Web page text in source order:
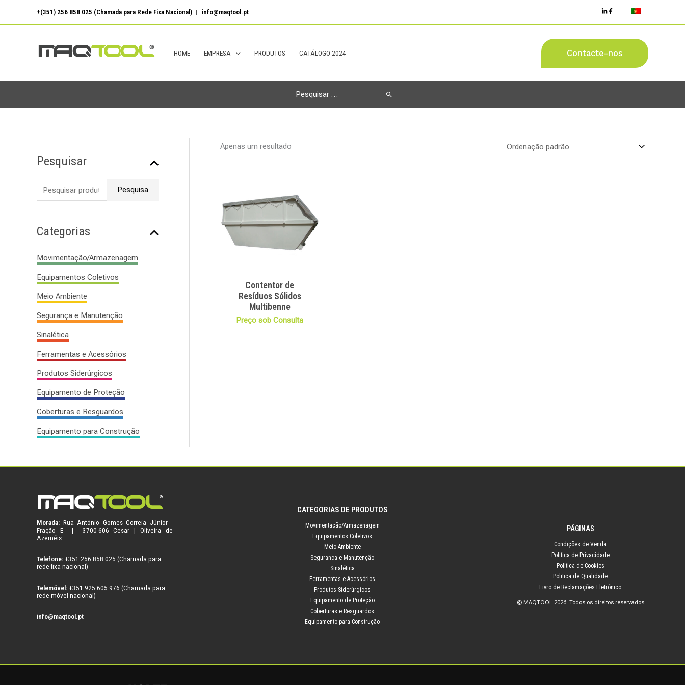
+(351) 256 858 025 (Chamada para Rede Fixa Nacional) | info@maqtool.pt
HOME EMPRESA PRODUTOS CATÁLOGO 2024 Contacte-nos
for:
Pesquisar
e
s
r
p
o
r
Pesquisa
Categorias
Movimentação/Armazenagem
Equipamentos Coletivos
Meio Ambiente
Segurança e Manutenção
Sinalética
Ferramentas e Acessórios
Produtos Siderúrgicos
Equipamento de Proteção
Coberturas e Resguardos
Equipamento para Construção
Apenas um resultado
Contentor de
Resíduos Sólidos
Multibenne
Preço sob Consulta
Morada: Rua António Gomes Correia Júnior -
Fração E | 3700-606 Cesar | Oliveira de
Azeméis
Telefone: +351 256 858 025 (Chamada para
rede fixa nacional)
Telemóvel: +351 925 605 976 (Chamada para
rede móvel nacional)
info@maqtool.pt
CATEGORIAS DE PRODUTOS
Movimentação/Armazenagem
Equipamentos Coletivos
Meio Ambiente
Segurança e Manutenção
Sinalética
Ferramentas e Acessórios
Produtos Siderúrgicos
Equipamento de Proteção
Coberturas e Resguardos
Equipamento para Construção
PÁGINAS
Condições de Venda
Politica de Privacidade
Politica de Cookies
Politica de Qualidade
Livro de Reclamações Eletrónico
© MAQTOOL 2026. Todos os direitos reservados